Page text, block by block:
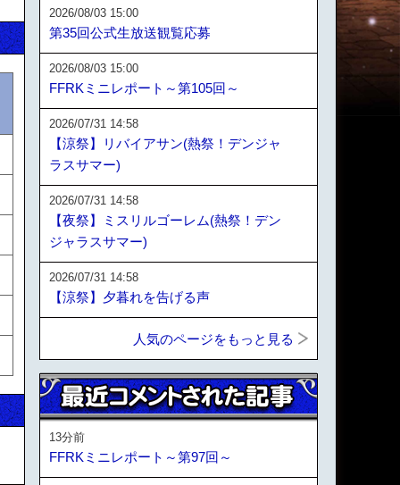
2026/08/03 15:00
第35回公式生放送観覧応募
2026/08/03 15:00
FFRKミニレポート～第105回～
2026/07/31 14:58
【涼祭】リバイアサン(熱祭！デンジャ
ラスサマー)
2026/07/31 14:58
【夜祭】ミスリルゴーレム(熱祭！デン
ジャラスサマー)
2026/07/31 14:58
【涼祭】夕暮れを告げる声
人気のページをもっと見る
13分前
FFRKミニレポート～第97回～